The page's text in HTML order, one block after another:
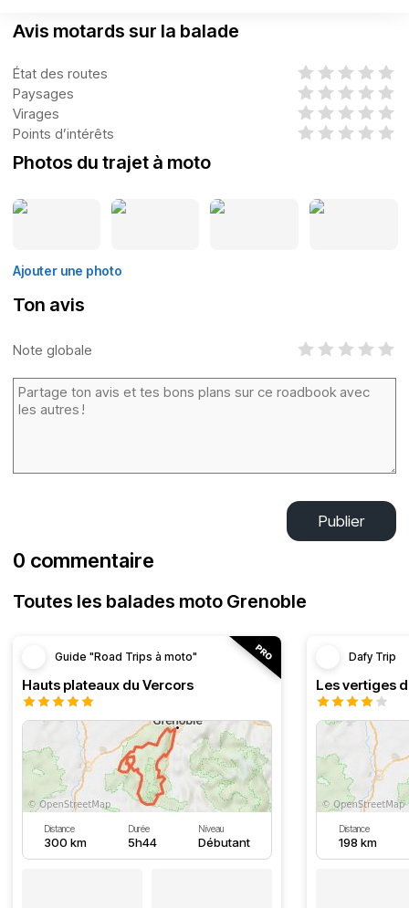
Avis motards sur la balade
État des routes
Paysages
Virages
Points d’intérêts
Photos du trajet à moto
Ajouter une photo
Ton avis
Note globale
Publier
0 commentaire
Toutes les balades moto Grenoble
Guide "Road Trips à moto"
Hauts plateaux du Vercors
Distance
300 km
Durée
5h44
Niveau
Débutant
Dafy Trip
Les vertiges
Distance
198 km